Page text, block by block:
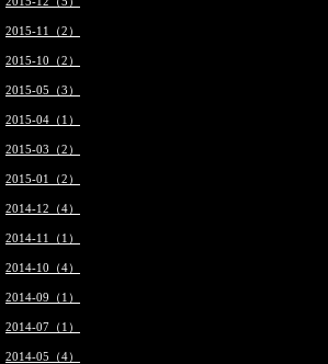
2015-11（2）
2015-10（2）
2015-05（3）
2015-04（1）
2015-03（2）
2015-01（2）
2014-12（4）
2014-11（1）
2014-10（4）
2014-09（1）
2014-07（1）
2014-05（4）